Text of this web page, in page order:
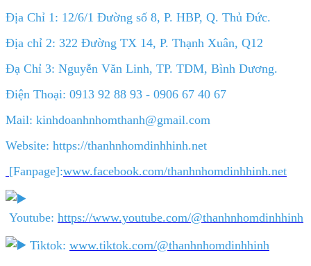
Địa Chỉ 1: 12/6/1 Đường số 8, P. HBP, Q. Thủ Đức.
Địa chỉ 2: 322 Đường TX 14, P. Thạnh Xuân, Q12
Đạ Chỉ 3: Nguyễn Văn Linh, TP. TDM, Bình Dương.
Điện Thoại: 0913 92 88 93 - 0906 67 40 67
Mail: kinhdoanhnhomthanh@gmail.com
Website: https://thanhnhomdinhhinh.net
[Fanpage]:www.facebook.com/thanhnhomdinhhinh.net
Youtube: https://www.youtube.com/@thanhnhomdinhhinh
Tiktok: www.tiktok.com/@thanhnhomdinhhinh